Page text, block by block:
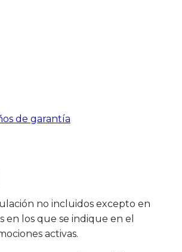
de garantía
no incluidos excepto en
en los que se indique en el
activas.